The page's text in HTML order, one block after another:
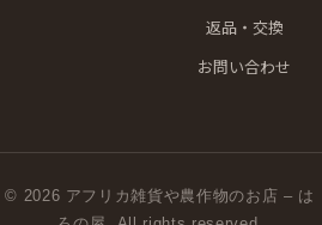
返品・交換
お問い合わせ
© 2026 アフリカ雑貨や農作物のお店 – は